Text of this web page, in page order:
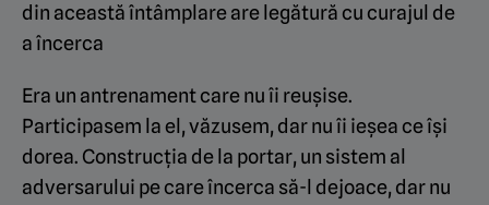
din această întâmplare are legătură cu curajul de
a încerca
Era un antrenament care nu îi reușise.
Participasem la el, văzusem, dar nu îi ieșea ce își
dorea. Construcția de la portar, un sistem al
adversarului pe care încerca să-l dejoace, dar nu